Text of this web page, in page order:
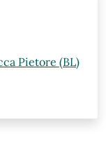
Pietore (BL)